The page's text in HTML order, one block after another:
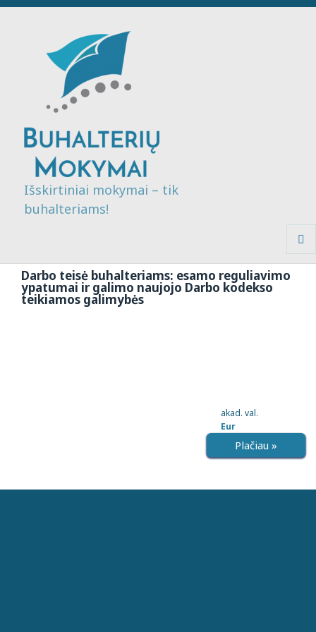
Išskirtiniai mokymai – tik
buhalteriams!
Darbo teisė buhalteriams: esamo reguliavimo
ypatumai ir galimo naujojo Darbo kodekso
teikiamos galimybės
akad. val.
Eur
Plačiau »